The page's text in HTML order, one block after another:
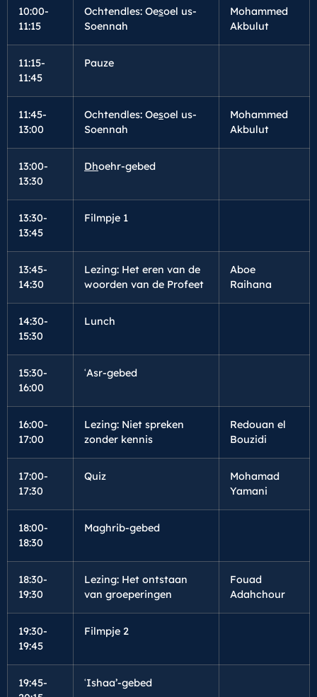
10:00-
11:15
Ochtendles: Oesoel us-
Soennah
Mohammed
Akbulut
11:15-
11:45
Pauze
11:45-
13:00
Ochtendles: Oesoel us-
Soennah
Mohammed
Akbulut
13:00-
13:30
Dhoehr-gebed
13:30-
13:45
Filmpje 1
13:45-
14:30
Lezing: Het eren van de
woorden van de Profeet
Aboe
Raihana
14:30-
15:30
Lunch
15:30-
16:00
ʿAsr-gebed
16:00-
17:00
Lezing: Niet spreken
zonder kennis
Redouan el
Bouzidi
17:00-
17:30
Quiz
Mohamad
Yamani
18:00-
18:30
Maghrib-gebed
18:30-
19:30
Lezing: Het ontstaan
van groeperingen
Fouad
Adahchour
19:30-
19:45
Filmpje 2
19:45-
ʿIshaa’-gebed